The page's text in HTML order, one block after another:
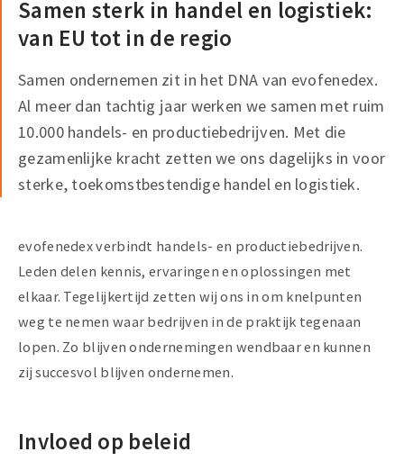
Samen sterk in handel en logistiek:
van EU tot in de regio
Samen ondernemen zit in het DNA van evofenedex.
Al meer dan tachtig jaar werken we samen met ruim
10.000 handels- en productiebedrijven. Met die
gezamenlijke kracht zetten we ons dagelijks in voor
sterke, toekomstbestendige handel en logistiek.
evofenedex verbindt handels- en productiebedrijven.
Leden delen kennis, ervaringen en oplossingen met
elkaar. Tegelijkertijd zetten wij ons in om knelpunten
weg te nemen waar bedrijven in de praktijk tegenaan
lopen. Zo blijven ondernemingen wendbaar en kunnen
zij succesvol blijven ondernemen.
Invloed op beleid